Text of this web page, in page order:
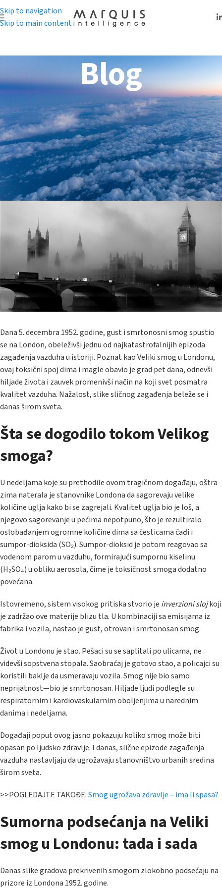
Skip to navigation
Skip to main content
Blog
BLOG
VELIKI SMOG U
LONDONU (1952):
POUKE IZ PROŠLOSTI
Marquis Intelligence timObavljeno: 5. decembar 2024.
Dana 5. decembra 1952. godine, gust i smrtonosni smog spustio
se na London, obeleživši jednu od najkatastrofalnijih epizoda
zagađenja vazduha u istoriji. Poznat kao Veliki smog u Londonu,
ovaj toksični spoj dima i magle obavio je grad pet dana, odnevši
hiljade života i zauvek promenivši način na koji svet posmatra
kvalitet vazduha. Nažalost, slike sličnog zagađenja beleže se i
danas širom sveta.
Šta se dogodilo tokom Velikog
smoga?
U nedeljama koje su prethodile ovom tragičnom događaju, oštra
zima naterala je stanovnike Londona da sagorevaju velike
količine uglja kako bi se zagrejali. Kvalitet uglja bio je loš, a
njegovo sagorevanje u pećima nepotpuno, što je rezultiralo
oslobađanjem ogromne količine dima sa česticama čađi i
sumpor-dioksida (SO₂). Sumpor-dioksid je potom reagovao sa
vodenom parom u vazduhu, formirajući sumpornu kiselinu
(H₂SO₄) u obliku aerosola, čime je toksičnost smoga dodatno
povećana.
Istovremeno, sistem visokog pritiska stvorio je inverzioni slojkoji
je zadržao ove materije blizu tla. U kombinaciji sa emisijama iz
fabrika i vozila, nastao je gust, otrovan i smrtonosan smog.
Život u Londonu je stao. Pešaci su se saplitali po ulicama, ne
videvši sopstvena stopala. Saobraćaj je gotovo stao, a policajci su
koristili baklje da usmeravaju vozila. Smog nije bio samo
neprijatnost—bio je smrtonosan. Hiljade ljudi podlegle su
respiratornim i kardiovaskularnim oboljenjima u narednim
danima i nedeljama.
Događaji poput ovog jasno pokazuju koliko smog može biti
opasan po ljudsko zdravlje. I danas, slične epizode zagađenja
vazduha nastavljaju da ugrožavaju stanovništvo urbanih sredina
širom sveta.
>>POGLEDAJTE TAKOĐE:Smog ugrožava zdravlje – ima li spasa?
Sumorna podsećanja na Veliki
smog u Londonu: tada i sada
Danas slike gradova prekrivenih smogom zlokobno podsećaju na
prizore iz Londona 1952. godine.